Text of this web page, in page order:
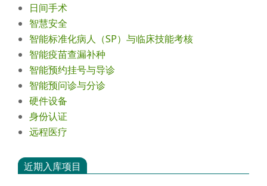
日间手术
智慧安全
智能标准化病人（SP）与临床技能考核
智能疫苗查漏补种
智能预约挂号与导诊
智能预问诊与分诊
硬件设备
身份认证
远程医疗
近期入库项目